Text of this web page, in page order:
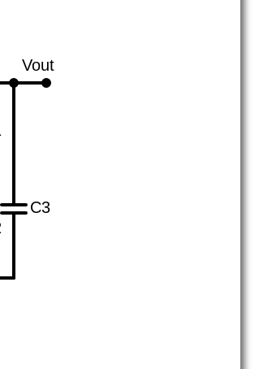
C3
Vout